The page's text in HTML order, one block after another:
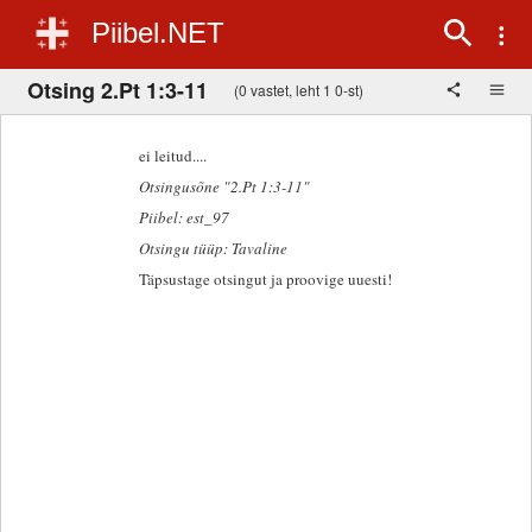
Piibel.NET
Otsing 2.Pt 1:3-11 (0 vastet, leht 1 0-st)
ei leitud....
Otsingusõne "2.Pt 1:3-11"
Piibel: est_97
Otsingu tüüp: Tavaline
Täpsustage otsingut ja proovige uuesti!